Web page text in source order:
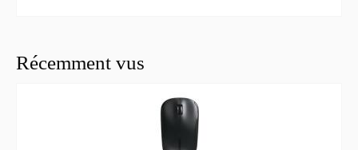
Récemment vus